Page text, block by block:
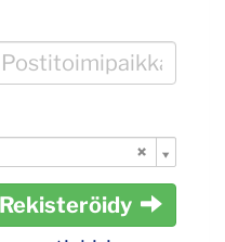
Rekisteröidy